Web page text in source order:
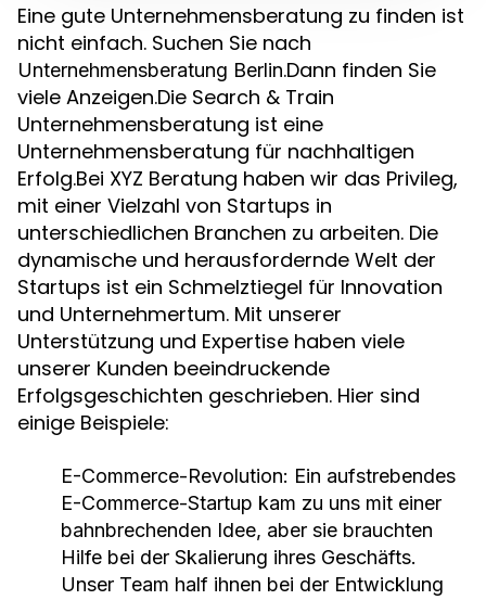
Eine gute Unternehmensberatung zu finden ist
nicht einfach. Suchen Sie nach
Unternehmensberatung Berlin.Dann finden Sie
viele Anzeigen.Die Search & Train
Unternehmensberatung ist eine
Unternehmensberatung für nachhaltigen
Erfolg.Bei XYZ Beratung haben wir das Privileg,
mit einer Vielzahl von Startups in
unterschiedlichen Branchen zu arbeiten. Die
dynamische und herausfordernde Welt der
Startups ist ein Schmelztiegel für Innovation
und Unternehmertum. Mit unserer
Unterstützung und Expertise haben viele
unserer Kunden beeindruckende
Erfolgsgeschichten geschrieben. Hier sind
einige Beispiele:
E-Commerce-Revolution: Ein aufstrebendes
E-Commerce-Startup kam zu uns mit einer
bahnbrechenden Idee, aber sie brauchten
Hilfe bei der Skalierung ihres Geschäfts.
Unser Team half ihnen bei der Entwicklung